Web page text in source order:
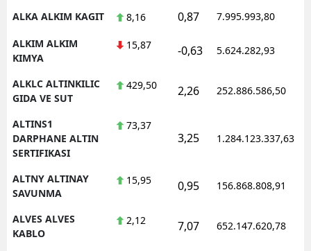
Kırıkkale
Batman
Bartın
Yalova
ALKA ALKIM KAGIT 8,16 0,87 7.995.993,80
ALKIM ALKIM
KIMYA
15,87 -0,63 5.624.282,93
ALKLC ALTINKILIC
GIDA VE SUT
429,50 2,26 252.886.586,50
ALTINS1
DARPHANE ALTIN
SERTIFIKASI
73,37
3,25 1.284.123.337,63
ALTNY ALTINAY
SAVUNMA
15,95 0,95 156.868.808,91
ALVES ALVES
KABLO
2,12 7,07 652.147.620,78